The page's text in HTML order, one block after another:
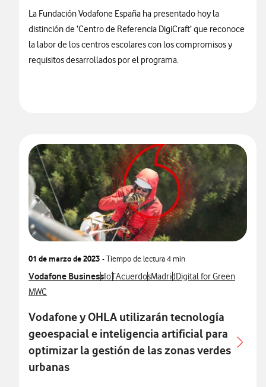
La Fundación Vodafone España ha presentado hoy la
distinción de ‘Centro de Referencia DigiCraft’ que reconoce
la labor de los centros escolares con los compromisos y
requisitos desarrollados por el programa.
01 de marzo de 2023 - Tiempo de lectura4 min
Ver más notas de prensa relacionados con
Vodafone BusinessVer más notas de prensa relacionados con
IoTVer más notas de prensa relacionados
AcuerdosVer más notas de prensa
MadridVer más notas de
Digital for Green
Ver más notas de prensa relacionados con
MWC
Vodafone y OHLA utilizarán tecnología
geoespacial e inteligencia artificial para
optimizar la gestión de las zonas verdes
urbanas